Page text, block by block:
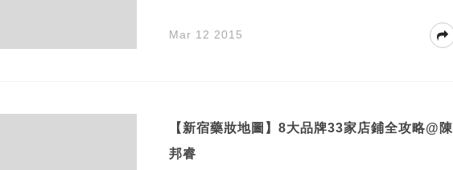
Mar 12 2015
【新宿藥妝地圖】8大品牌33家店鋪全攻略@陳
邦睿